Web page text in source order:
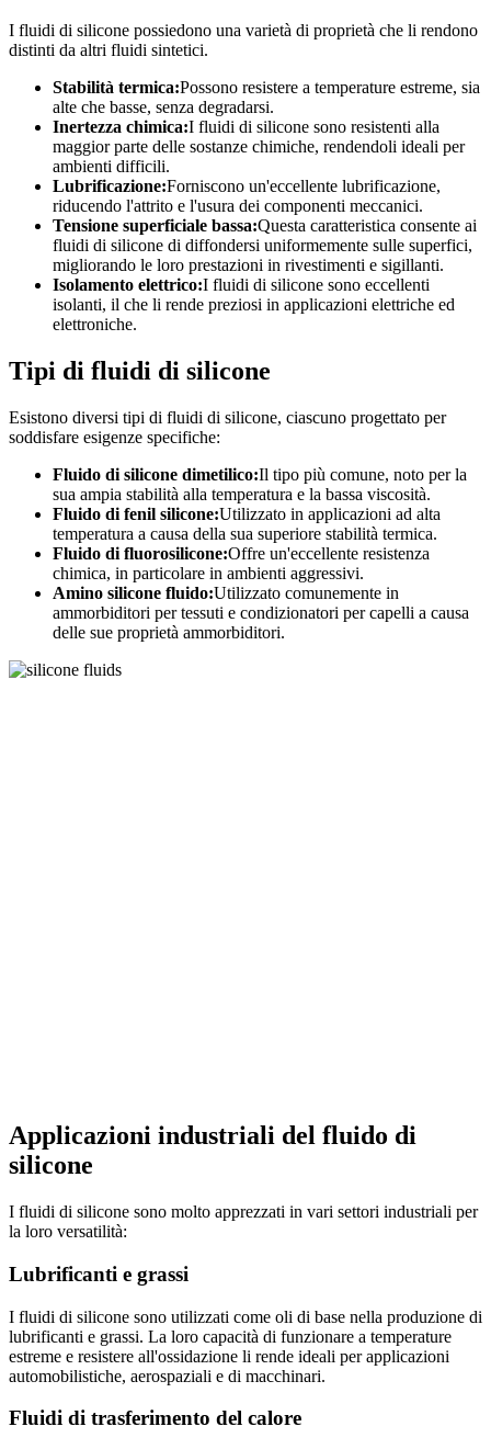
I fluidi di silicone possiedono una varietà di proprietà che li rendono
distinti da altri fluidi sintetici.
Stabilità termica:Possono resistere a temperature estreme, sia
alte che basse, senza degradarsi.
Inertezza chimica:I fluidi di silicone sono resistenti alla
maggior parte delle sostanze chimiche, rendendoli ideali per
ambienti difficili.
Lubrificazione:Forniscono un'eccellente lubrificazione,
riducendo l'attrito e l'usura dei componenti meccanici.
Tensione superficiale bassa:Questa caratteristica consente ai
fluidi di silicone di diffondersi uniformemente sulle superfici,
migliorando le loro prestazioni in rivestimenti e sigillanti.
Isolamento elettrico:I fluidi di silicone sono eccellenti
isolanti, il che li rende preziosi in applicazioni elettriche ed
elettroniche.
Tipi di fluidi di silicone
Esistono diversi tipi di fluidi di silicone, ciascuno progettato per
soddisfare esigenze specifiche:
Fluido di silicone dimetilico:Il tipo più comune, noto per la
sua ampia stabilità alla temperatura e la bassa viscosità.
Fluido di fenil silicone:Utilizzato in applicazioni ad alta
temperatura a causa della sua superiore stabilità termica.
Fluido di fluorosilicone:Offre un'eccellente resistenza
chimica, in particolare in ambienti aggressivi.
Amino silicone fluido:Utilizzato comunemente in
ammorbiditori per tessuti e condizionatori per capelli a causa
delle sue proprietà ammorbiditori.
Applicazioni industriali del fluido di
silicone
I fluidi di silicone sono molto apprezzati in vari settori industriali per
la loro versatilità:
Lubrificanti e grassi
I fluidi di silicone sono utilizzati come oli di base nella produzione di
lubrificanti e grassi. La loro capacità di funzionare a temperature
estreme e resistere all'ossidazione li rende ideali per applicazioni
automobilistiche, aerospaziali e di macchinari.
Fluidi di trasferimento del calore